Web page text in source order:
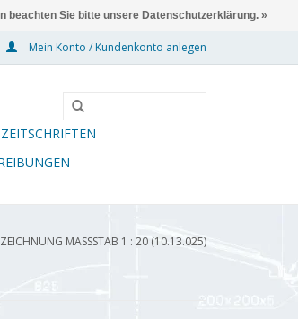
Mein Konto / Kundenkonto anlegen
ZEITSCHRIFTEN
MASSSTAB 1 : 20 (10.13.025)
beachten Sie bitte unsere Datenschutzerklärung. »